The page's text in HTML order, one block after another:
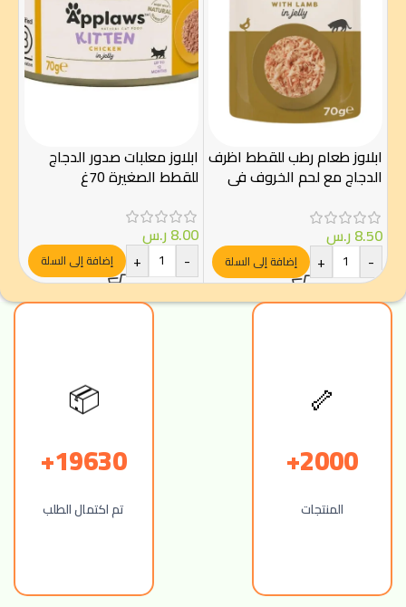
ابلاوز طعام رطب للقطط اظرف
الدجاج مع لحم الخروف في
الجيلي 70غ
8.50ر.س
-
+ إضافة إلى السلة
ابلاوز معلبات صدور الدجاج
للقطط الصغيرة 70غ
8.00ر.س
-
+ إضافة إلى السلة
🦴
2000+
المنتجات
📦
19630+
تم اكتمال الطلب